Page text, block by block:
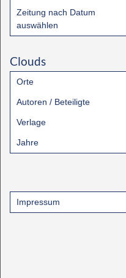
Zeitung nach Datum
auswählen
Clouds
Orte
Autoren / Beteiligte
Verlage
Jahre
Impressum